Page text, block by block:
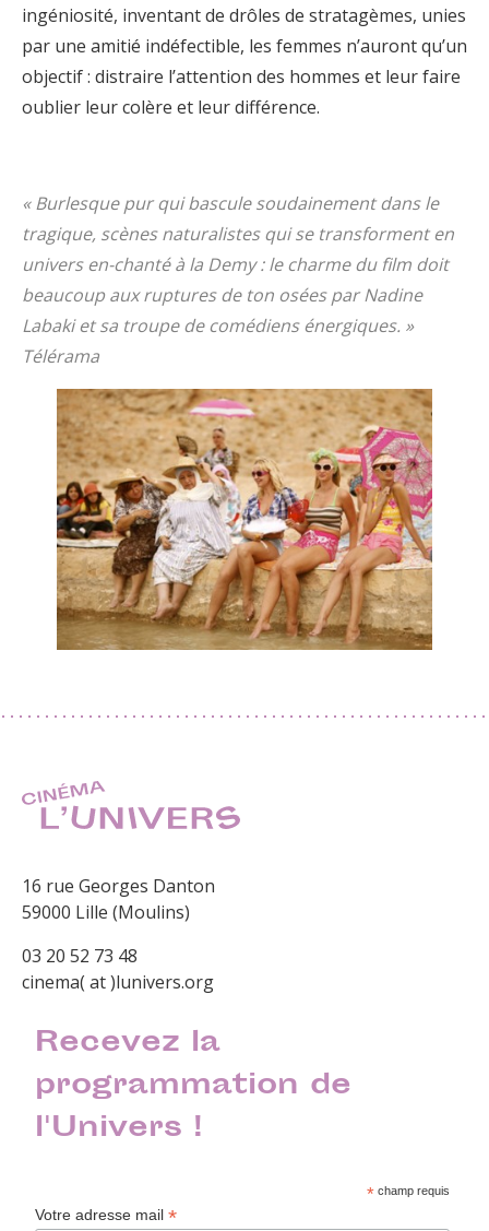
ingéniosité, inventant de drôles de stratagèmes, unies
par une amitié indéfectible, les femmes n’auront qu’un
objectif : distraire l’attention des hommes et leur faire
oublier leur colère et leur différence.
« Burlesque pur qui bascule soudainement dans le
tragique, scènes naturalistes qui se transforment en
univers en-chanté à la Demy : le charme du film doit
beaucoup aux ruptures de ton osées par Nadine
Labaki et sa troupe de comédiens énergiques. »
Télérama
16 rue Georges Danton
59000 Lille (Moulins)
03 20 52 73 48
cinema( at )lunivers.org
Recevez la
programmation de
l'Univers !
* champ requis
Votre adresse mail*